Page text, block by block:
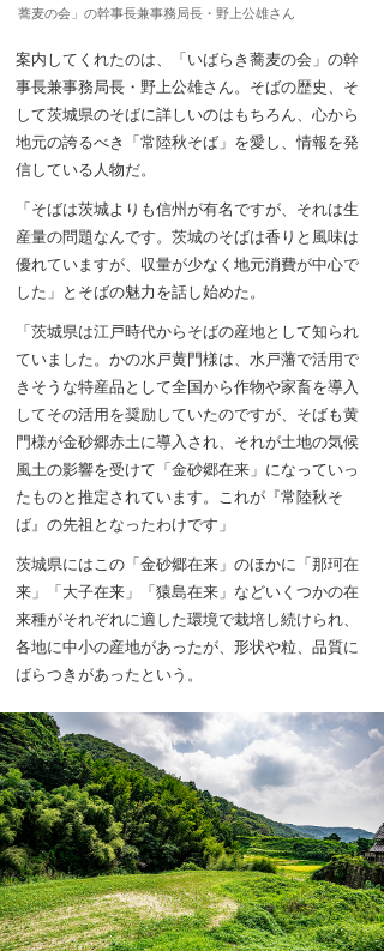
蕎麦の会」の幹事長兼事務局長・野上公雄さん
案内してくれたのは、「いばらき蕎麦の会」の幹
事長兼事務局長・野上公雄さん。そばの歴史、そ
して茨城県のそばに詳しいのはもちろん、心から
地元の誇るべき「常陸秋そば」を愛し、情報を発
信している人物だ。
「そばは茨城よりも信州が有名ですが、それは生
産量の問題なんです。茨城のそばは香りと風味は
優れていますが、収量が少なく地元消費が中心で
した」とそばの魅力を話し始めた。
「茨城県は江戸時代からそばの産地として知られ
ていました。かの水戸黄門様は、水戸藩で活用で
きそうな特産品として全国から作物や家畜を導入
してその活用を奨励していたのですが、そばも黄
門様が金砂郷赤土に導入され、それが土地の気候
風土の影響を受けて「金砂郷在来」になっていっ
たものと推定されています。これが『常陸秋そ
ば』の先祖となったわけです」
茨城県にはこの「金砂郷在来」のほかに「那珂在
来」「大子在来」「猿島在来」などいくつかの在
来種がそれぞれに適した環境で栽培し続けられ、
各地に中小の産地があったが、形状や粒、品質に
ばらつきがあったという。